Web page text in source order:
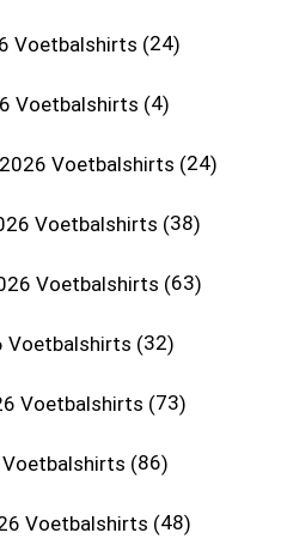
Voetbalshirts 24
Voetbalshirts 4
Voetbalshirts 24
Voetbalshirts 38
Voetbalshirts 63
Voetbalshirts 32
Voetbalshirts 73
Voetbalshirts 86
Voetbalshirts 48